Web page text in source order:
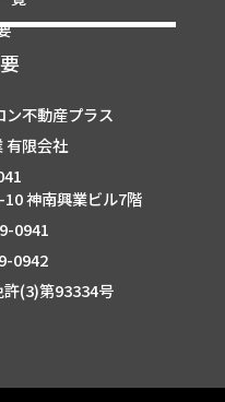
不動産プラス
有限会社
神南興業ビル7階
0941
0942
(3)第93334号